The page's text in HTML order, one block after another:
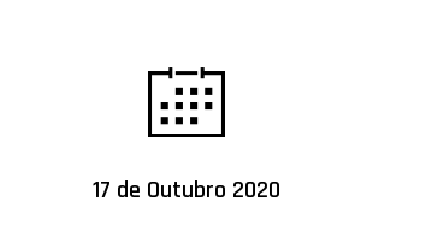
17 de Outubro 2020